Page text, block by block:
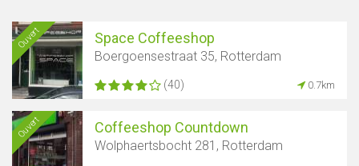
Ouvert Space Coffeeshop
Boergoensestraat 35, Rotterdam
(40) 0.7km
Ouvert Coffeeshop Countdown
Wolphaertsbocht 281, Rotterdam